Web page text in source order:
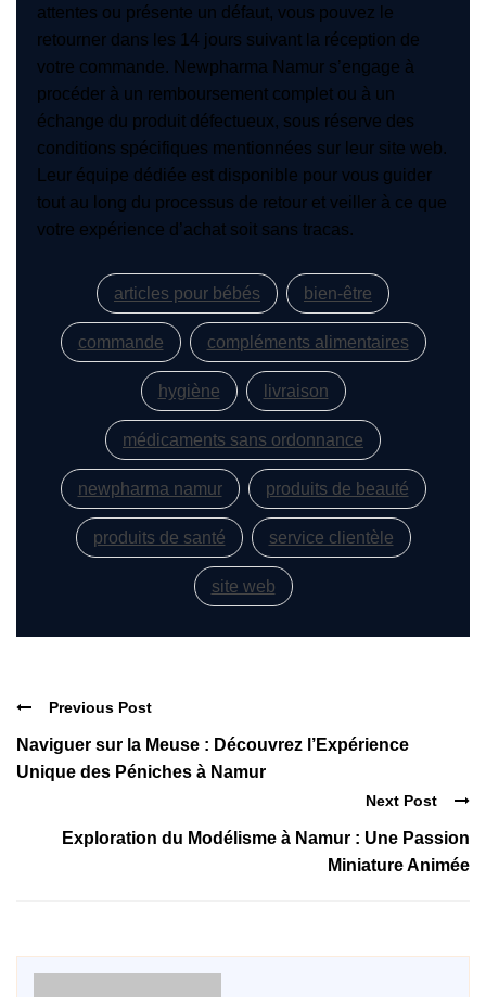
attentes ou présente un défaut, vous pouvez le
retourner dans les 14 jours suivant la réception de
votre commande. Newpharma Namur s’engage à
procéder à un remboursement complet ou à un
échange du produit défectueux, sous réserve des
conditions spécifiques mentionnées sur leur site web.
Leur équipe dédiée est disponible pour vous guider
tout au long du processus de retour et veiller à ce que
votre expérience d’achat soit sans tracas.
articles pour bébés bien-être
commande compléments alimentaires
hygiène livraison
médicaments sans ordonnance
newpharma namur produits de beauté
produits de santé service clientèle
site web
Previous Post
Naviguer sur la Meuse : Découvrez l’Expérience
Unique des Péniches à Namur
Next Post
Exploration du Modélisme à Namur : Une Passion
Miniature Animée